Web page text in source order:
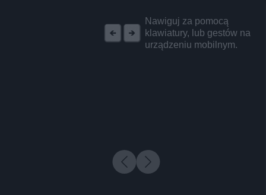
Nawiguj za pomocą
klawiatury, lub gestów na
urządzeniu mobilnym.